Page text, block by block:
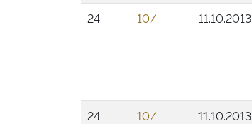
24
10/ 11.10.2013
24
10/ 11.10.2013